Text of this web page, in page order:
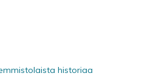
historiaa